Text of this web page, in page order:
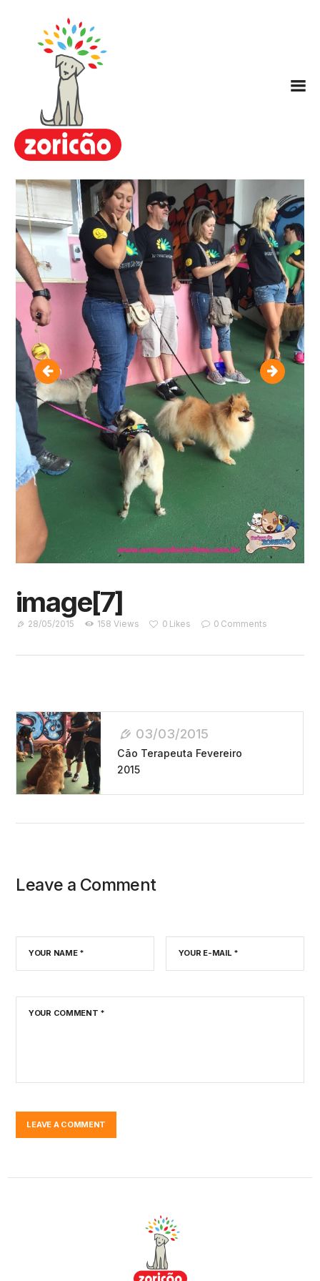
Zoricão
Escola / Centro de Educação
Canina
Hotel para Cachorros
Nosso Método ARC
Planos
FAQ
Contato
image[6]
image[7]
28/05/2015 158 Views 0 Likes 0 Comments
Navegação
De
Post
03/03/2015
Cão Terapeuta Fevereiro
2015
Leave a Comment